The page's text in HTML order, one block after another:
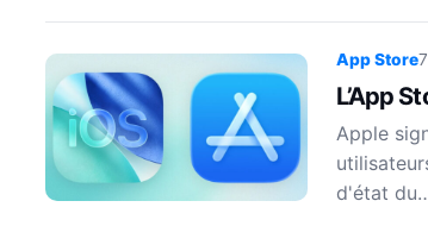
App Store
L’App
Apple
d'état